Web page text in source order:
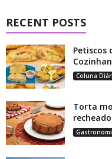
RECENT POSTS
Petiscos
Coluna
Torta
recheado